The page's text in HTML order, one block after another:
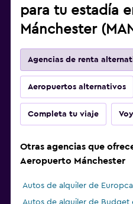
para tu estadía
Mánchester
Agencias de renta
Aeropuertos alternativos
Completa tu viaje
Otras agencias que
Aeropuerto Mánchester
Autos de alquiler de